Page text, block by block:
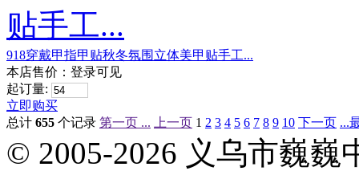
918穿戴甲指甲贴秋冬氛围立体美甲贴手工...
本店售价： 登录可见
起订量:
立即购买
总计 655 个记录 第一页 ... 上一页 1 2 3 4 5 6 7 8 9 10 下一页 ...
© 2005-2026 义乌市巍